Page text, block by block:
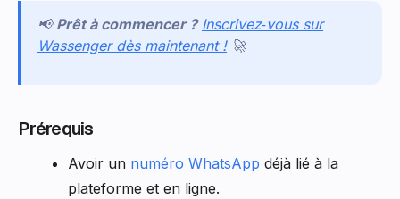
📢 Prêt à commencer ? Inscrivez‑vous sur
Wassenger dès maintenant ! 🚀
Prérequis
Avoir un numéro WhatsApp déjà lié à la
plateforme et en ligne.